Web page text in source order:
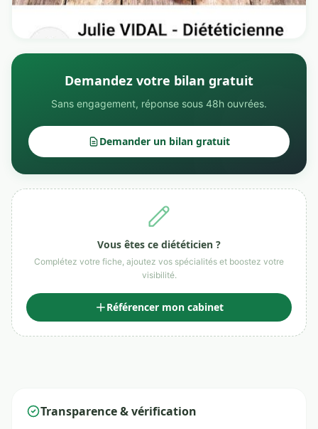
Demandez votre bilan gratuit
Sans engagement, réponse sous 48h ouvrées.
Demander un bilan gratuit
Vous êtes ce diététicien ?
Complétez votre fiche, ajoutez vos spécialités et boostez votre
visibilité.
Référencer mon cabinet
Transparence & vérification